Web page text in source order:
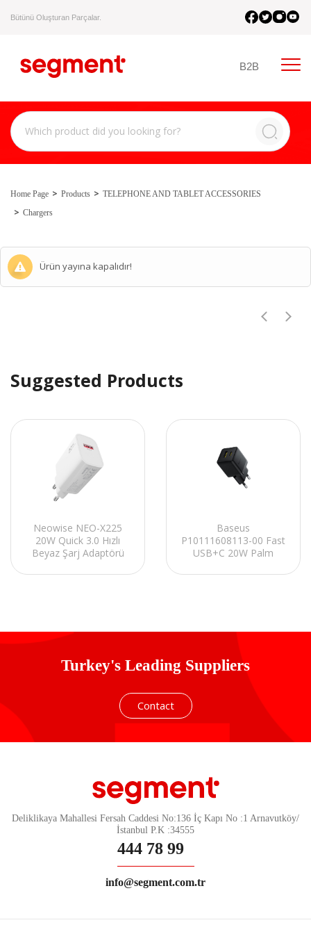
Bütünü Oluşturan Parçalar.
B2B
Home Page Products
TELEPHONE AND TABLET ACCESSORIES
Chargers
Ürün yayına kapalıdır!
Suggested Products
Neowise NEO-X225
20W Quick 3.0 Hızlı
Beyaz Şarj Adaptörü
Baseus
P10111608113-00 Fast
USB+C 20W Palm
Adaptörü
Turkey's Leading Suppliers
Contact
Deliklikaya Mahallesi Fersah Caddesi No:136 İç Kapı No :1 Arnavutköy/
İstanbul P.K :34555
444 78 99
info@segment.com.tr